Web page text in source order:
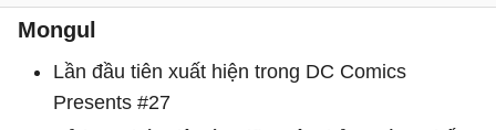
Mongul
Lần đầu tiên xuất hiện trong DC Comics
Presents #27